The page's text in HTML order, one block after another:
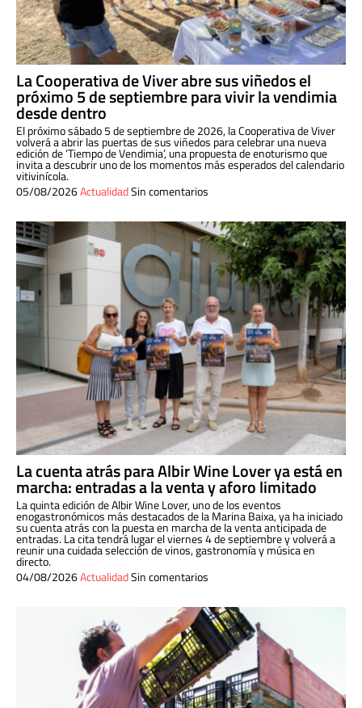
La Cooperativa de Viver abre sus viñedos el
próximo 5 de septiembre para vivir la vendimia
desde dentro
El próximo sábado 5 de septiembre de 2026, la Cooperativa de Viver
volverá a abrir las puertas de sus viñedos para celebrar una nueva
edición de ‘Tiempo de Vendimia’, una propuesta de enoturismo que
invita a descubrir uno de los momentos más esperados del calendario
vitivinícola.
05/08/2026ActualidadSin comentarios
La cuenta atrás para Albir Wine Lover ya está en
marcha: entradas a la venta y aforo limitado
La quinta edición de Albir Wine Lover, uno de los eventos
enogastronómicos más destacados de la Marina Baixa, ya ha iniciado
su cuenta atrás con la puesta en marcha de la venta anticipada de
entradas. La cita tendrá lugar el viernes 4 de septiembre y volverá a
reunir una cuidada selección de vinos, gastronomía y música en
directo.
04/08/2026ActualidadSin comentarios